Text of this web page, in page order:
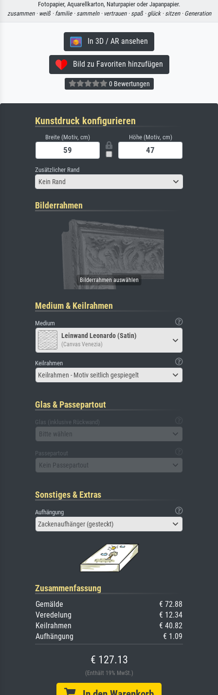
Fotopapier, Aquarellkarton, Naturpapier oder Japanpapier.
zusammen · weiß · familie · sammeln · vertrauen · spaß · glück · sitzen · Generation
In 3D / AR ansehen
Bild zu Favoriten hinzufügen
0 Bewertungen
Kunstdruck konfigurieren
Breite (Motiv, cm) Höhe (Motiv, cm)
Zusätzlicher Rand
Kein Rand
Bilderrahmen
Medium & Keilrahmen
Medium
Leinwand Leonardo (Satin)
(Canvas Venezia)
Keilrahmen
Keilrahmen - Motiv seitlich gespiegelt
Glas & Passepartout
Glas (inklusive Rückwand)
Bitte wählen
Passepartout
Kein Passepartout
Sonstiges & Extras
Aufhängung
Zackenaufhänger (gesteckt)
Zusammenfassung
Gemälde
€ 72.88
Veredelung
€ 12.34
Keilrahmen
€ 40.82
Aufhängung
€ 1.09
€ 127.13
(Enthält 19% MwSt.)